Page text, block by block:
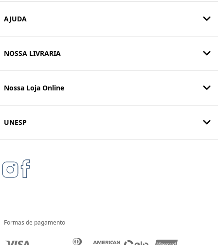
AJUDA
NOSSA LIVRARIA
Nossa Loja Online
UNESP
Formas de pagamento